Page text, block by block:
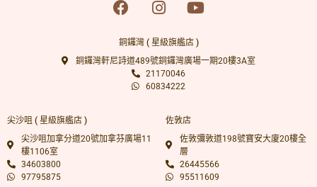
銅鑼灣 ( 星級旗艦店 )
銅鑼灣軒尼詩道489號銅鑼灣廣場一期20樓3A室
21170046
60834222
尖沙咀 ( 星級旗艦店 )
尖沙咀加拿分道20號加拿芬廣場11
樓1106室
34603800
97795875
佐敦店
佐敦彌敦道198號寶安大廈20樓全
層
26445566
95511609